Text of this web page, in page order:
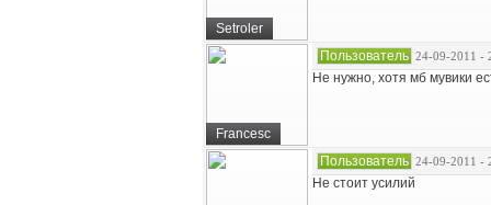
Setroler
Francesc
Пользователь 24-09-2011 -
Не нужно, хотя мб мувики
Пользователь 24-09-2011 -
Не стоит усилий